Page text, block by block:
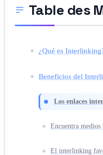
Table des
¿Qué es
Beneficios del
Los enlaces
Encuentra medios
El interlinking